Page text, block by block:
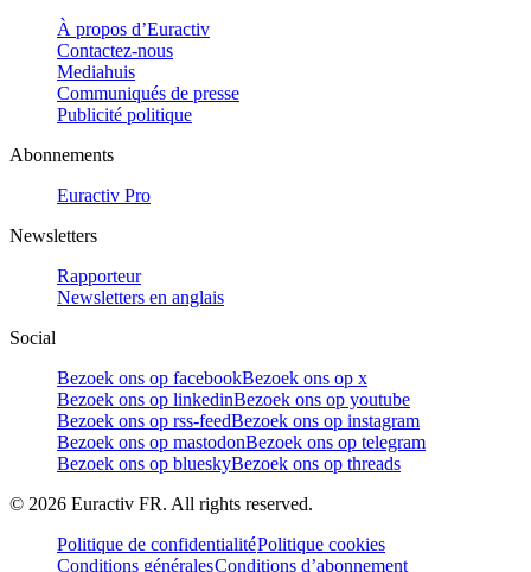
À propos d’Euractiv
Contactez-nous
Mediahuis
Communiqués de presse
Publicité politique
Abonnements
Euractiv Pro
Newsletters
Rapporteur
Newsletters en anglais
Social
Bezoek ons op facebookBezoek ons op x
Bezoek ons op linkedinBezoek ons op youtube
Bezoek ons op rss-feedBezoek ons op instagram
Bezoek ons op mastodonBezoek ons op telegram
Bezoek ons op blueskyBezoek ons op threads
© 2026 Euractiv FR. All rights reserved.
Politique de confidentialitéPolitique cookies
Conditions généralesConditions d’abonnement